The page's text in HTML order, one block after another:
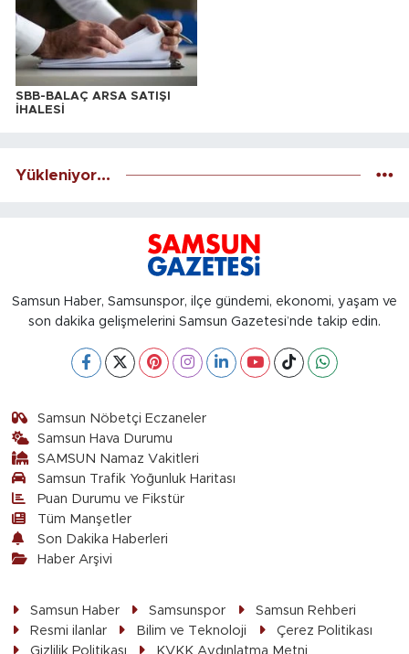
SBB-BALAÇ ARSA SATIŞI
İHALESİ
Yükleniyor...
Samsun Haber, Samsunspor, ilçe gündemi, ekonomi, yaşam ve
son dakika gelişmelerini Samsun Gazetesi’nde takip edin.
Samsun Nöbetçi Eczaneler
Samsun Hava Durumu
SAMSUN Namaz Vakitleri
Samsun Trafik Yoğunluk Haritası
Puan Durumu ve Fikstür
Tüm Manşetler
Son Dakika Haberleri
Haber Arşivi
Samsun Haber Samsunspor
Samsun Rehberi
Resmi ilanlar
Bilim ve Teknoloji
Çerez Politikası
Gizlilik Politikası
KVKK Aydınlatma Metni